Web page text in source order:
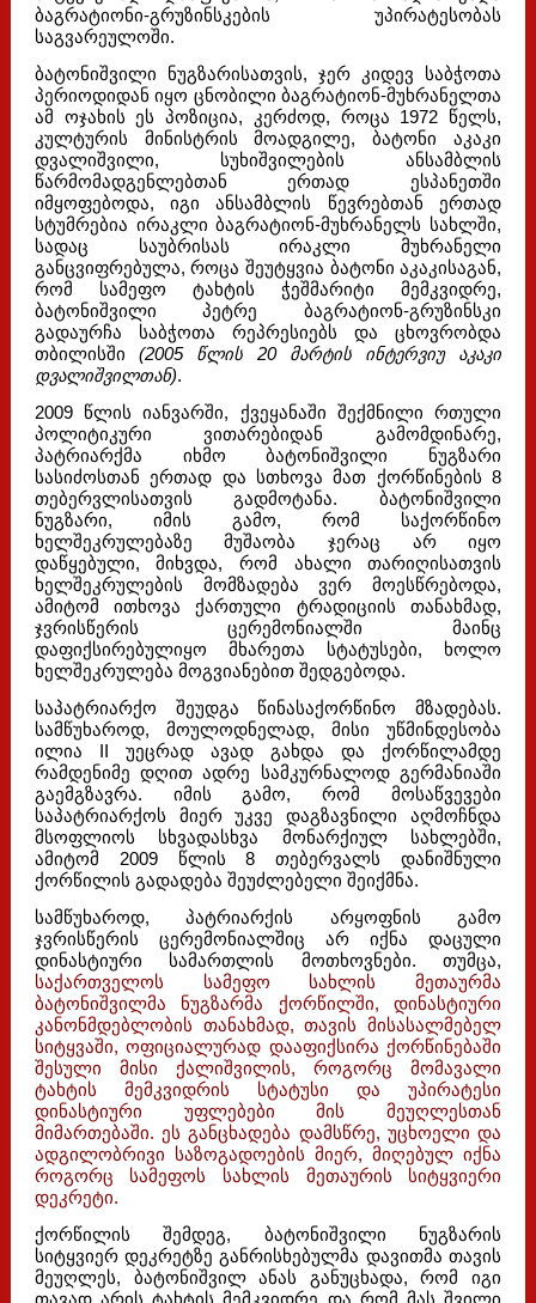
ბაგრატიონი-გრუზინსკების უპირატესობას
საგვარეულოში.
ბატონიშვილი ნუგზარისათვის, ჯერ კიდევ საბჭოთა
პერიოდიდან იყო ცნობილი ბაგრატიონ-მუხრანელთა
ამ ოჯახის ეს პოზიცია, კერძოდ, როცა 1972 წელს,
კულტურის მინისტრის მოადგილე, ბატონი აკაკი
დვალიშვილი, სუხიშვილების ანსამბლის
წარმომადგენლებთან ერთად ესპანეთში
იმყოფებოდა, იგი ანსამბლის წევრებთან ერთად
სტუმრებია ირაკლი ბაგრატიონ-მუხრანელს სახლში,
სადაც საუბრისას ირაკლი მუხრანელი
განცვიფრებულა, როცა შეუტყვია ბატონი აკაკისაგან,
რომ სამეფო ტახტის ჭეშმარიტი მემკვიდრე,
ბატონიშვილი პეტრე ბაგრატიონ-გრუზინსკი
გადაურჩა საბჭოთა რეპრესიებს და ცხოვრობდა
თბილისში(2005 წლის 20 მარტის ინტერვიუ აკაკი
დვალიშვილთან).
2009 წლის იანვარში, ქვეყანაში შექმნილი რთული
პოლიტიკური ვითარებიდან გამომდინარე,
პატრიარქმა იხმო ბატონიშვილი ნუგზარი
სასიძოსთან ერთად და სთხოვა მათ ქორწინების 8
თებერვლისათვის გადმოტანა. ბატონიშვილი
ნუგზარი, იმის გამო, რომ საქორწინო
ხელშეკრულებაზე მუშაობა ჯერაც არ იყო
დაწყებული, მიხვდა, რომ ახალი თარიღისათვის
ხელშეკრულების მომზადება ვერ მოესწრებოდა,
ამიტომ ითხოვა ქართული ტრადიციის თანახმად,
ჯვრისწერის ცერემონიალში მაინც
დაფიქსირებულიყო მხარეთა სტატუსები, ხოლო
ხელშეკრულება მოგვიანებით შედგებოდა.
საპატრიარქო შეუდგა წინასაქორწინო მზადებას.
სამწუხაროდ, მოულოდნელად, მისი უწმინდესობა
ილია II უეცრად ავად გახდა და ქორწილამდე
რამდენიმე დღით ადრე სამკურნალოდ გერმანიაში
გაემგზავრა. იმის გამო, რომ მოსაწვევები
საპატრიარქოს მიერ უკვე დაგზავნილი აღმოჩნდა
მსოფლიოს სხვადასხვა მონარქიულ სახლებში,
ამიტომ 2009 წლის 8 თებერვალს დანიშნული
ქორწილის გადადება შეუძლებელი შეიქმნა.
სამწუხაროდ, პატრიარქის არყოფნის გამო
ჯვრისწერის ცერემონიალშიც არ იქნა დაცული
დინასტიური სამართლის მოთხოვნები. თუმცა,
საქართველოს სამეფო სახლის მეთაურმა
ბატონიშვილმა ნუგზარმა ქორწილში, დინასტიური
კანონმდებლობის თანახმად, თავის მისასალმებელ
სიტყვაში, ოფიციალურად დააფიქსირა ქორწინებაში
შესული მისი ქალიშვილის, როგორც მომავალი
ტახტის მემკვიდრის სტატუსი და უპირატესი
დინასტიური უფლებები მის მეუღლესთან
მიმართებაში. ეს განცხადება დამსწრე, უცხოელი და
ადგილობრივი საზოგადოების მიერ, მიღებულ იქნა
როგორც სამეფოს სახლის მეთაურის სიტყვიერი
დეკრეტი.
ქორწილის შემდეგ, ბატონიშვილი ნუგზარის
სიტყვიერ დეკრეტზე განრისხებულმა დავითმა თავის
მეუღლეს, ბატონიშვილ ანას განუცხადა, რომ იგი